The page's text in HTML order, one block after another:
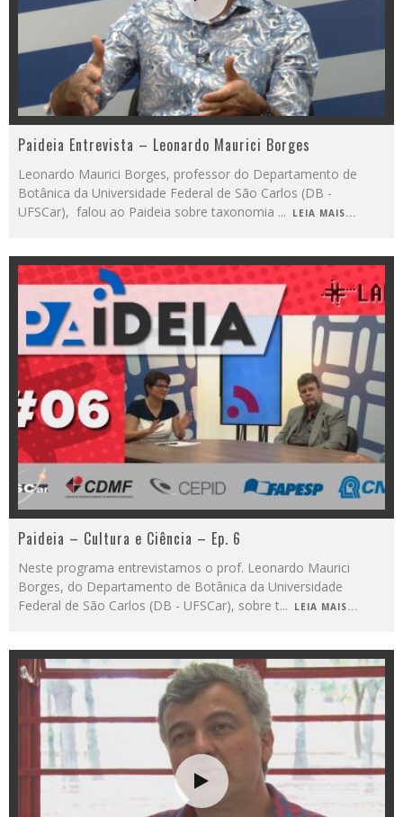
Paideia Entrevista – Leonardo Maurici Borges
Leonardo Maurici Borges, professor do Departamento de
Botânica da Universidade Federal de São Carlos (DB -
UFSCar), falou ao Paideia sobre taxonomia ... LEIA MAIS...
Paideia – Cultura e Ciência – Ep. 6
Neste programa entrevistamos o prof. Leonardo Maurici
Borges, do Departamento de Botânica da Universidade
Federal de São Carlos (DB - UFSCar), sobre t... LEIA MAIS...